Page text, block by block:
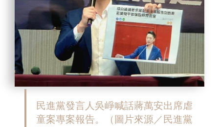
民進黨發言人吳崢喊話蔣萬安出席虐
童案專案報告。（圖片來源／民進黨